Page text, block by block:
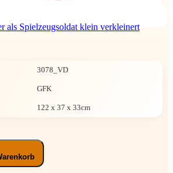
als Spielzeugsoldat klein verkleinert
3078_VD
GFK
122 x 37 x 33cm